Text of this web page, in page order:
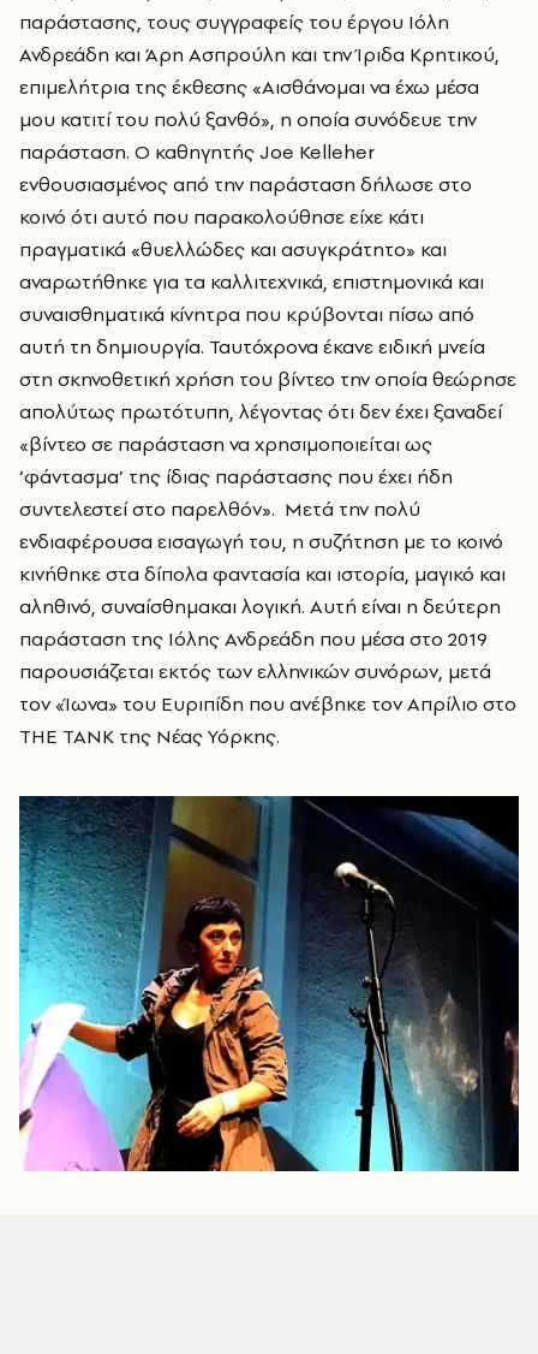
παράστασης, τους συγγραφείς του έργου Ιόλη
Ανδρεάδη και Άρη Ασπρούλη και την Ίριδα Κρητικού,
επιμελήτρια της έκθεσης «Αισθάνομαι να έχω μέσα
μου κατιτί του πολύ ξανθό», η οποία συνόδευε την
παράσταση. Ο καθηγητής Joe Kelleher
ενθουσιασμένος από την παράσταση δήλωσε στο
κοινό ότι αυτό που παρακολούθησε είχε κάτι
πραγματικά «θυελλώδες και ασυγκράτητο» και
αναρωτήθηκε για τα καλλιτεχνικά, επιστημονικά και
συναισθηματικά κίνητρα που κρύβονται πίσω από
αυτή τη δημιουργία. Ταυτόχρονα έκανε ειδική μνεία
στη σκηνοθετική χρήση του βίντεο την οποία θεώρησε
απολύτως πρωτότυπη, λέγοντας ότι δεν έχει ξαναδεί
«βίντεο σε παράσταση να χρησιμοποιείται ως
‘φάντασμα’ της ίδιας παράστασης που έχει ήδη
συντελεστεί στο παρελθόν». Μετά την πολύ
ενδιαφέρουσα εισαγωγή του, η συζήτηση με το κοινό
κινήθηκε στα δίπολα φαντασία και ιστορία, μαγικό και
αληθινό, συναίσθημακαι λογική. Αυτή είναι η δεύτερη
παράσταση της Ιόλης Ανδρεάδη που μέσα στο 2019
παρουσιάζεται εκτός των ελληνικών συνόρων, μετά
τον «Ίωνα» του Ευριπίδη που ανέβηκε τον Απρίλιο στο
THE TANK της Νέας Υόρκης.